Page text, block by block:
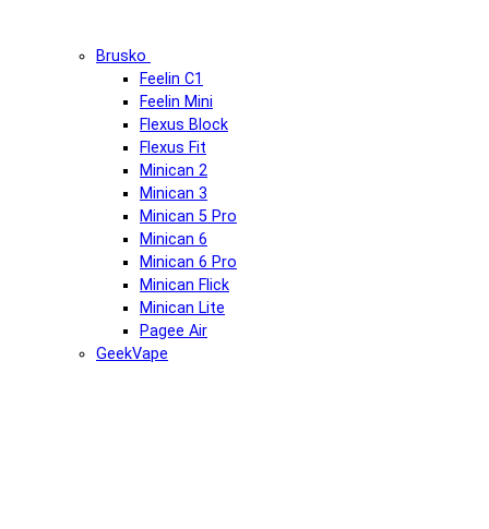
Brusko
Feelin C1
Feelin Mini
Flexus Block
Flexus Fit
Minican 2
Minican 3
Minican 5 Pro
Minican 6
Minican 6 Pro
Minican Flick
Minican Lite
Pagee Air
GeekVape